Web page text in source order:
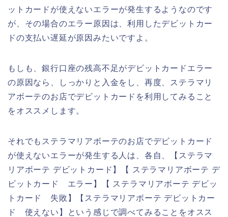
ットカードが使えないエラーが発生するようなのです
が、その場合のエラー原因は、利用したデビットカー
ドの支払い遅延が原因みたいですよ。
もしも、銀行口座の残高不足がデビットカードエラー
の原因なら、しっかりと入金をし、再度、ステラマリ
アボーテのお店でデビットカードを利用してみること
をオススメします。
それでもステラマリアボーテのお店でデビットカード
が使えないエラーが発生する人は、各自、【ステラマ
リアボーテ デビットカード】【 ステラマリアボーテ デ
ビットカード エラー】【 ステラマリアボーテ デビッ
トカード 失敗】【ステラマリアボーテ デビットカー
ド 使えない】という感じで調べてみることをオスス